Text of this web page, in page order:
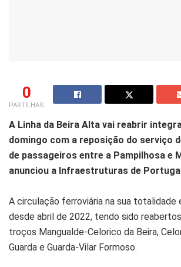
0
PARTILHAS
A Linha da Beira Alta vai reabrir
domingo com a reposição do serviço
de passageiros entre a Pampilhosa e
anunciou a Infraestruturas de
A circulação ferroviária na sua totalidade
desde abril de 2022, tendo sido
troços Mangualde-Celorico da Beira,
Guarda e Guarda-Vilar Formoso.